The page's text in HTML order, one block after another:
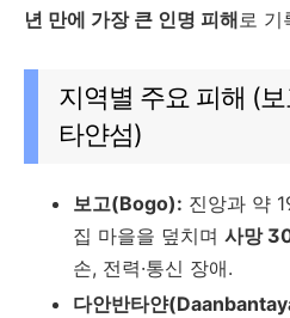
년 만에 가장 큰 인명 피해 로 기
지역별 주요 피해 (보
타얀섬)
보고(Bogo): 진앙과 약
집 마을을 덮치며사망
손, 전력·통신 장애.
다안반타얀